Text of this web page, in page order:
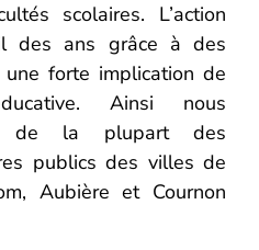
scolaires. L’action
des ans grâce à des
forte implication de
Ainsi nous
de la plupart des
publics des villes de
Aubière et Cournon